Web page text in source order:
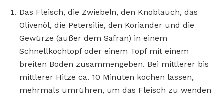
Das Fleisch, die Zwiebeln, den Knoblauch, das
Olivenöl, die Petersilie, den Koriander und die
Gewürze (außer dem Safran) in einem
Schnellkochtopf oder einem Topf mit einem
breiten Boden zusammengeben. Bei mittlerer bis
mittlerer Hitze ca. 10 Minuten kochen lassen,
mehrmals umrühren, um das Fleisch zu wenden